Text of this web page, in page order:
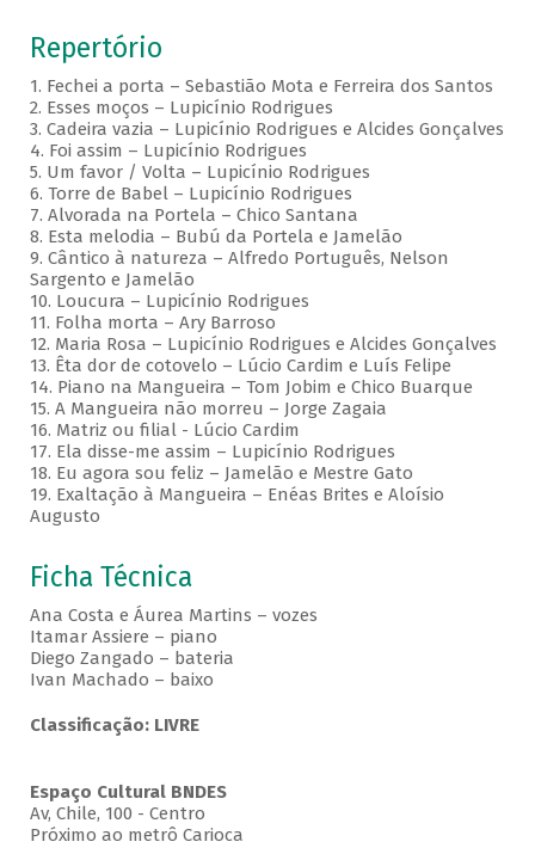
Repertório
1. Fechei a porta – Sebastião Mota e Ferreira dos Santos
2. Esses moços – Lupicínio Rodrigues
3. Cadeira vazia – Lupicínio Rodrigues e Alcides Gonçalves
4. Foi assim – Lupicínio Rodrigues
5. Um favor / Volta – Lupicínio Rodrigues
6. Torre de Babel – Lupicínio Rodrigues
7. Alvorada na Portela – Chico Santana
8. Esta melodia – Bubú da Portela e Jamelão
9. Cântico à natureza – Alfredo Português, Nelson
Sargento e Jamelão
10. Loucura – Lupicínio Rodrigues
11. Folha morta – Ary Barroso
12. Maria Rosa – Lupicínio Rodrigues e Alcides Gonçalves
13. Êta dor de cotovelo – Lúcio Cardim e Luís Felipe
14. Piano na Mangueira – Tom Jobim e Chico Buarque
15. A Mangueira não morreu – Jorge Zagaia
16. Matriz ou filial - Lúcio Cardim
17. Ela disse-me assim – Lupicínio Rodrigues
18. Eu agora sou feliz – Jamelão e Mestre Gato
19. Exaltação à Mangueira – Enéas Brites e Aloísio
Augusto
Ficha Técnica
Ana Costa e Áurea Martins – vozes
Itamar Assiere – piano
Diego Zangado – bateria
Ivan Machado – baixo
Classificação: LIVRE
Espaço Cultural BNDES
Av, Chile, 100 - Centro
Próximo ao metrô Carioca